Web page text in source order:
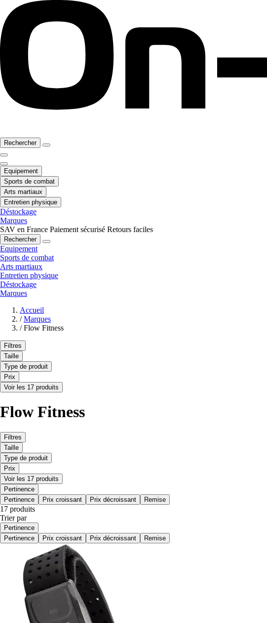
Rechercher
Equipement
Sports de combat
Arts martiaux
Entretien physique
Déstockage
Marques
SAV en France Paiement sécurisé Retours faciles
Rechercher
Equipement
Sports de combat
Arts martiaux
Entretien physique
Déstockage
Marques
Accueil
/ Marques
/ Flow Fitness
Filtres
Taille
Type de produit
Prix
Voir les 17 produits
Flow Fitness
Filtres
Taille
Type de produit
Prix
Voir les 17 produits
Pertinence
Pertinence
Prix croissant Prix décroissant Remise
17 produits
Trier par
Pertinence
Pertinence
Prix croissant Prix décroissant Remise